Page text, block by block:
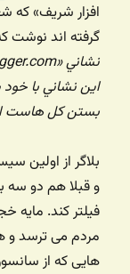
افزار شریف» که
گرفته اند نوشت
بستن كل هاست
بلاگر از اولین
و قبلا هم دو سه
فیلتر کند.
مردم می ترسد و
هایی که از